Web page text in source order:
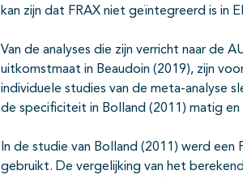
kan zijn dat FRAX niet geïntegreerd is in
Van de analyses die zijn verricht naar de
uitkomstmaat in Beaudoin (2019), zijn
individuele studies van de meta-analyse
de specificiteit in Bolland (2011) matig
In de studie van Bolland (2011) werd een
gebruikt. De vergelijking van het